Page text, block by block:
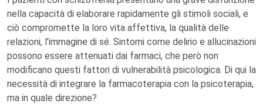
nella capacità di elaborare rapidamente gli stimoli sociali, e
ciò compromette la loro vita affettiva, la qualità delle
relazioni, l'immagine di sé. Sintomi come delirio e allucinazioni
possono essere attenuati dai farmaci, che però non
modificano questi fattori di vulnerabilità psicologica. Di qui la
necessità di integrare la farmacoterapia con la psicoterapia,
ma in quale direzione?